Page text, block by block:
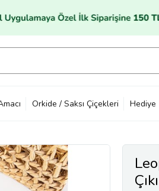
Orkide / Saksı Çiçekleri Hediye